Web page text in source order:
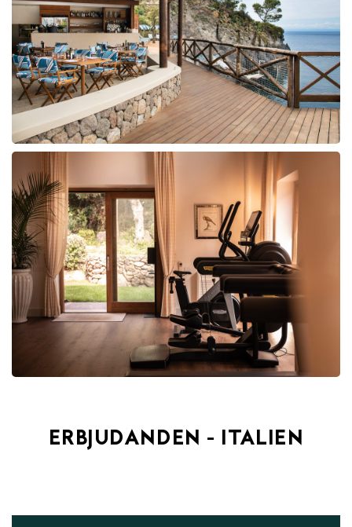
ERBJUDANDEN - ITALIEN